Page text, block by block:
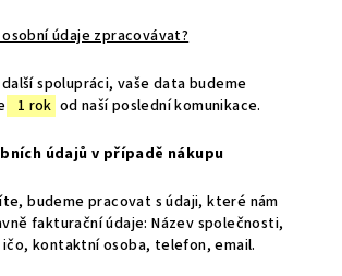
údaje zpracovávat?
spolupráci, vaše data budeme
1 rok od naší poslední komunikace.
údajů v případě nákupu
budeme pracovat s údaji, které nám
fakturační údaje: Název společnosti,
kontaktní osoba, telefon, email.